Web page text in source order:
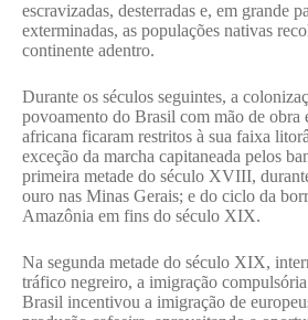
escravizadas, desterradas e, em grande
exterminadas, as populações nativas
continente adentro.
Durante os séculos seguintes, a
povoamento do Brasil com mão de obra
africana ficaram restritos à sua faixa
exceção da marcha capitaneada pelos
primeira metade do século XVIII,
ouro nas Minas Gerais; e do ciclo da
Amazônia em fins do século XIX.
Na segunda metade do século XIX,
tráfico negreiro, a imigração
Brasil incentivou a imigração de